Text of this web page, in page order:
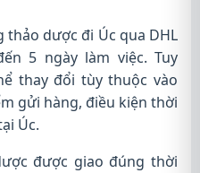
thảo dược đi Úc qua DHL
5 ngày làm việc. Tuy
thay đổi tùy thuộc vào
gửi hàng, điều kiện thời
Úc.
được giao đúng thời